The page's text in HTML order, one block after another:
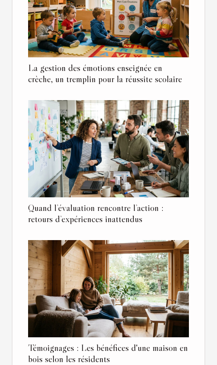
La gestion des émotions enseignée en
crèche, un tremplin pour la réussite scolaire
Quand l’évaluation rencontre l’action :
retours d’expériences inattendus
Témoignages : Les bénéfices d'une maison en
bois selon les résidents